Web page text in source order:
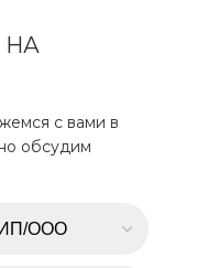
НА
с вами в
обсудим